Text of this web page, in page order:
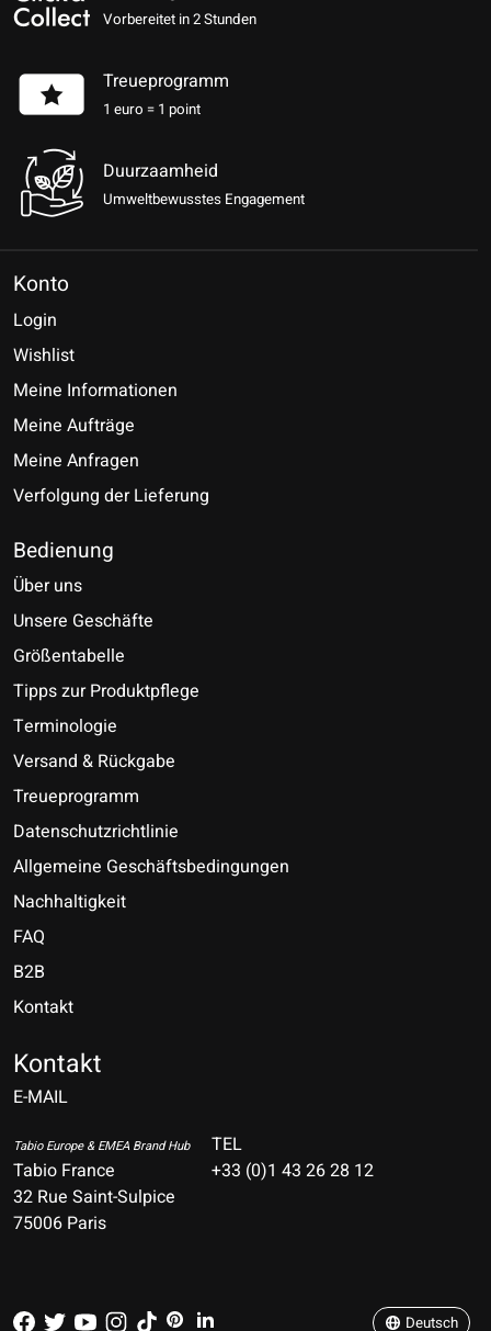
Vorbereitet in 2 Stunden
Treueprogramm
1 euro = 1 point
Duurzaamheid
Umweltbewusstes Engagement
Konto
Login
Wishlist
Meine Informationen
Meine Aufträge
Meine Anfragen
Verfolgung der Lieferung
Bedienung
Über uns
Unsere Geschäfte
Größentabelle
Tipps zur Produktpflege
Terminologie
Versand & Rückgabe
Treueprogramm
Datenschutzrichtlinie
Allgemeine Geschäftsbedingungen
Nachhaltigkeit
FAQ
B2B
Kontakt
Kontakt
E-MAIL
Tabio Europe & EMEA Brand Hub
Tabio France
32 Rue Saint-Sulpice
75006 Paris
TEL
+33 (0)1 43 26 28 12
Deutsch
Español